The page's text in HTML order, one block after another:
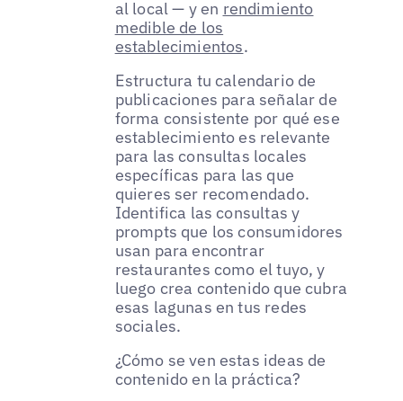
al local — y en rendimiento
medible de los
establecimientos.
Estructura tu calendario de
publicaciones para señalar de
forma consistente por qué ese
establecimiento es relevante
para las consultas locales
específicas para las que
quieres ser recomendado.
Identifica las consultas y
prompts que los consumidores
usan para encontrar
restaurantes como el tuyo, y
luego crea contenido que cubra
esas lagunas en tus redes
sociales.
¿Cómo se ven estas ideas de
contenido en la práctica?